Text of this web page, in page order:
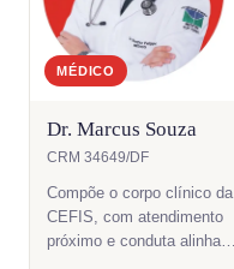
MÉDICO
Dr. Marcus Souza
CRM 34649/DF
Compõe o corpo clínico da
CEFIS, com atendimento
próximo e conduta alinhada